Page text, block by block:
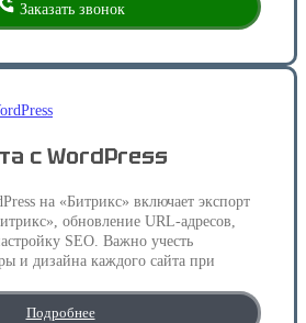
Заказать звонок
с WordPress
на «Битрикс» включает экспорт
обновление URL-адресов,
SEO. Важно учесть
и дизайна каждого сайта при
Подробнее